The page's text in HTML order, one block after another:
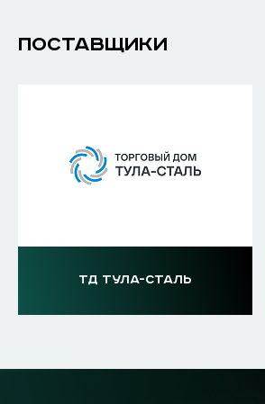
ПОСТАВЩИКИ
ТД ТУЛА-СТАЛЬ